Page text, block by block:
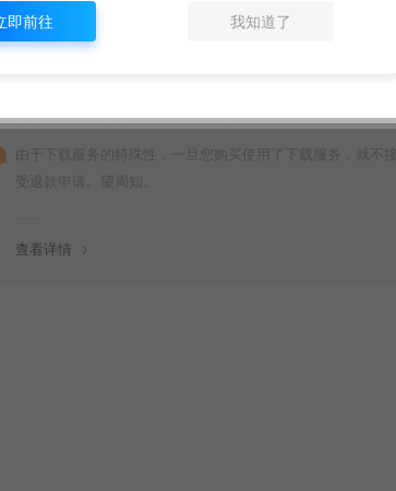
由于下载服务的特殊性，一旦您购买使用了下载服务，就不接
受退款申请。望周知。
查看详情
即前往 我知道了